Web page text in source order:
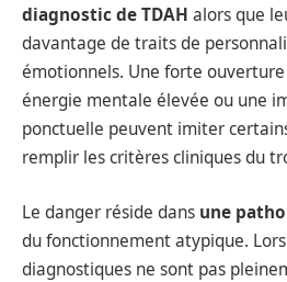
diagnostic de TDAH alors que
davantage de traits de
émotionnels. Une forte ouverture
énergie mentale élevée ou une
ponctuelle peuvent imiter
remplir les critères cliniques du
Le danger réside dans une
du fonctionnement atypique.
diagnostiques ne sont pas